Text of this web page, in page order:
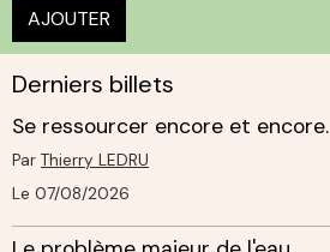
AJOUTER
Derniers billets
Se ressourcer encore et encore.
Par Thierry LEDRU
Le 07/08/2026